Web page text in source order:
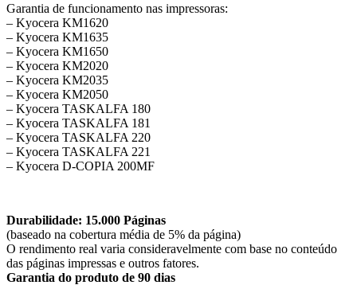
Garantia de funcionamento nas impressoras:
– Kyocera KM1620
– Kyocera KM1635
– Kyocera KM1650
– Kyocera KM2020
– Kyocera KM2035
– Kyocera KM2050
– Kyocera TASKALFA 180
– Kyocera TASKALFA 181
– Kyocera TASKALFA 220
– Kyocera TASKALFA 221
– Kyocera D-COPIA 200MF
Durabilidade: 15.000 Páginas
(baseado na cobertura média de 5% da página)
O rendimento real varia consideravelmente com base no conteúdo
das páginas impressas e outros fatores.
Garantia do produto de 90 dias